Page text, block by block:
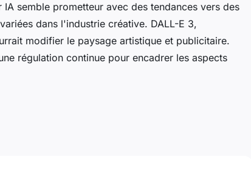
semble prometteur avec des tendances vers des
dans l'industrie créative. DALL-E 3,
modifier le paysage artistique et publicitaire.
régulation continue pour encadrer les aspects